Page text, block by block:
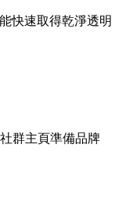
快速取得乾淨透明
群主頁準備品牌